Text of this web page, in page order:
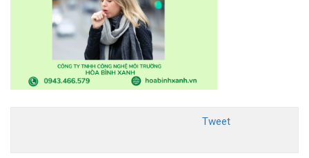
Tweet